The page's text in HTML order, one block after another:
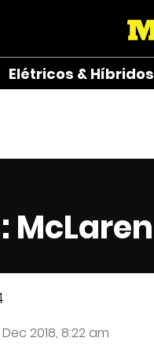
Elétricos & Híbridos
Dec 2018, 8:22 am